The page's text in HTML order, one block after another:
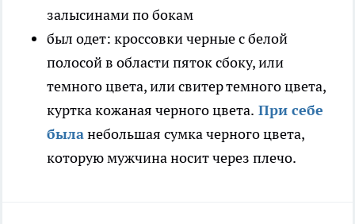
залысинами по бокам
был одет: кроссовки черные с белой
полосой в области пяток сбоку, или
темного цвета, или свитер темного цвета,
куртка кожаная черного цвета. При себе
быланебольшая сумка черного цвета,
которую мужчина носит через плечо.